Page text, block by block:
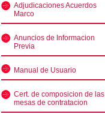
Adjudicaciones Acuerdos
Marco
Anuncios de Informacion
Previa
Manual de Usuario
Cert. de composicion de las
mesas de contratacion